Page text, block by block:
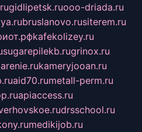
gidlipetsk.ruooo-driada.ru
bruslanovo.rusiterem.ru
kafekolizey.ru
sugarepilekb.rugrinox.ru
kameryjooan.ru
aid70.rumetall-perm.ru
apiaccess.ru
drsschool.ru
medikijob.ru